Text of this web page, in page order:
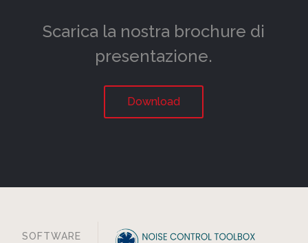
Scarica la nostra brochure di
presentazione.
Download
SOFTWARE